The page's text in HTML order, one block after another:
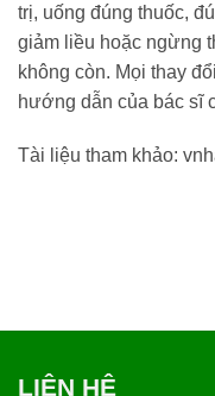
trị, uống đúng thuốc,
giảm liều hoặc ngừng
không còn. Mọi thay
hướng dẫn của bác sĩ
Tài liệu tham khảo:
LIÊN HỆ